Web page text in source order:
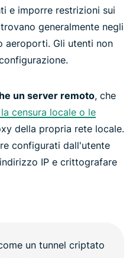
gratuiti?
proxy a confronto
di un proxy
VPN
e imporre restrizioni sui
generalmente negli
aeroporti. Gli utenti non
un server remoto, che
la censura locale o le
della propria rete locale.
configurati dall'utente
IP e crittografare